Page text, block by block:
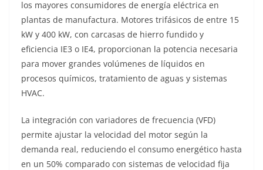
los mayores consumidores de energía eléctrica en
plantas de manufactura. Motores trifásicos de entre 15
kW y 400 kW, con carcasas de hierro fundido y
eficiencia IE3 o IE4, proporcionan la potencia necesaria
para mover grandes volúmenes de líquidos en
procesos químicos, tratamiento de aguas y sistemas
HVAC.
La integración con variadores de frecuencia (VFD)
permite ajustar la velocidad del motor según la
demanda real, reduciendo el consumo energético hasta
en un 50% comparado con sistemas de velocidad fija